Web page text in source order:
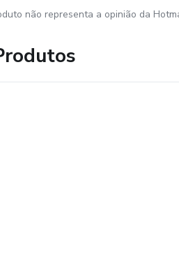
não representa a opinião da